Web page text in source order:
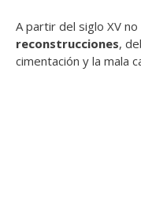
A partir del siglo XV
reconstrucciones,
cimentación y la mala